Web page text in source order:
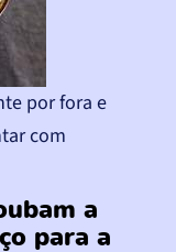
por fora e
com
a
para a